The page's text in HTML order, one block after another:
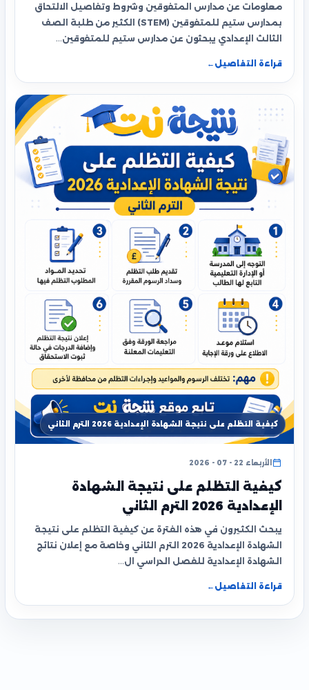
معلومات عن مدارس المتفوقين وشروط وتفاصيل الالتحاق
بمدارس ستيم للمتفوقين (STEM) الكثير من طلبة الصف
الثالث الإعدادي يبحثون عن مدارس ستيم للمتفوقين…
قراءة التفاصيل ←
كيفية التظلم على نتيجة الشهادة الإعدادية 2026 الترم الثاني
الأربعاء 22 - 07 - 2026
كيفية التظلم على نتيجة الشهادة
الإعدادية 2026 الترم الثاني
يبحث الكثيرون في هذه الفترة عن كيفية التظلم على نتيجة
الشهادة الإعدادية 2026 الترم الثاني وخاصة مع إعلان نتائج
الشهادة الإعدادية للفصل الدراسي ال…
قراءة التفاصيل ←